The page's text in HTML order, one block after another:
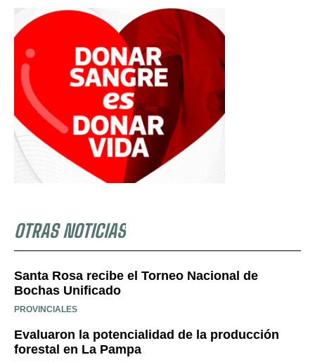
OTRAS NOTICIAS
Santa Rosa recibe el Torneo Nacional de
Bochas Unificado
PROVINCIALES
Evaluaron la potencialidad de la producción
forestal en La Pampa